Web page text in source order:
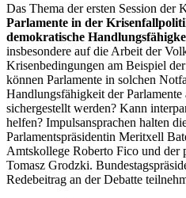
Das Thema der ersten Session der
Parlamente in der
demokratische
insbesondere auf die Arbeit der
Krisenbedingungen am Beispiel
können Parlamente in solchen
Handlungsfähigkeit der
sichergestellt werden? Kann
helfen? Impulsansprachen halten
Parlamentspräsidentin Meritxell
Amtskollege Roberto Fico und der
Tomasz Grodzki.
Redebeitrag an der Debatte